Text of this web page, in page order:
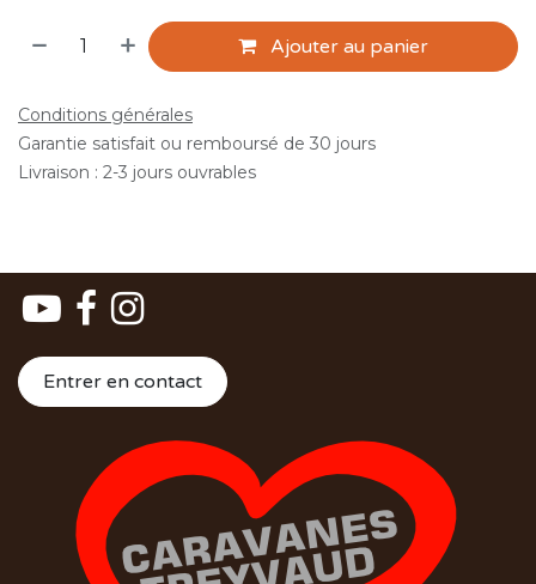
Ajouter au panier
Conditions générales
Garantie satisfait ou remboursé de 30 jours
Livraison : 2-3 jours ouvrables
Entrer en contact